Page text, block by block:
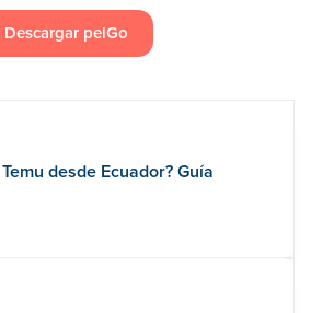
Descargar peiGo
desde Ecuador? Guía